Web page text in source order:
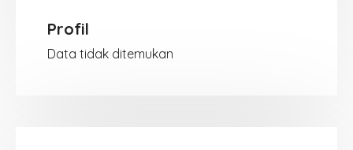
Profil
Data tidak ditemukan